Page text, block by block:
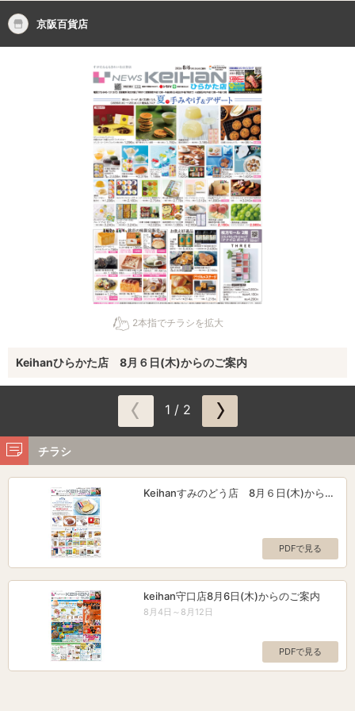
京阪百貨店
2本指でチラシを拡大
Keihanひらかた店 8月６日(木)からのご案内
1 / 2
チラシ
Keihanすみのどう店 8月６日(木)からの
PDFで見る
keihan守口店8月6日(木)からのご案内
8月4日～8月12日
PDFで見る